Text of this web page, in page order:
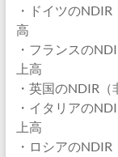
・ドイツの
高
・フランスの
上高
・英国のNDIR
・イタリアの
上高
・ロシアの